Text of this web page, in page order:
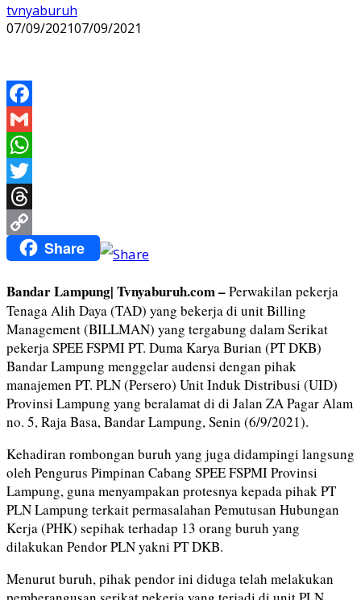
tvnyaburuh
07/09/202107/09/2021
Facebook
Gmail
WhatsApp
Twitter
Threads
Copy Share
Bandar Lampung| Tvnyaburuh.com –Perwakilan pekerja
Tenaga Alih Daya (TAD) yang bekerja di unit Billing
Management (BILLMAN) yang tergabung dalam Serikat
pekerja SPEE FSPMI PT. Duma Karya Burian (PT DKB)
Bandar Lampung menggelar audensi dengan pihak
manajemen PT. PLN (Persero) Unit Induk Distribusi (UID)
Provinsi Lampung yang beralamat di di Jalan ZA Pagar Alam
no. 5, Raja Basa, Bandar Lampung, Senin (6/9/2021).
Kehadiran rombongan buruh yang juga didampingi langsung
oleh Pengurus Pimpinan Cabang SPEE FSPMI Provinsi
Lampung, guna menyampakan protesnya kepada pihak PT
PLN Lampung terkait permasalahan Pemutusan Hubungan
Kerja (PHK) sepihak terhadap 13 orang buruh yang
dilakukan Pendor PLN yakni PT DKB.
Menurut buruh, pihak pendor ini diduga telah melakukan